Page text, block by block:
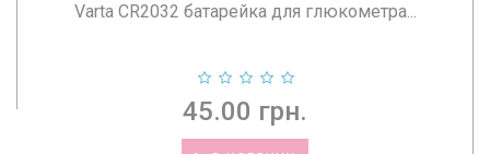
Varta CR2032 батарейка для глюкометра...
45.00 грн.